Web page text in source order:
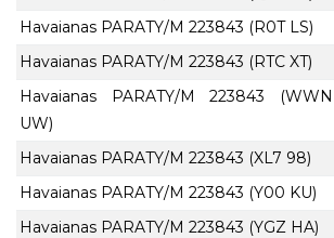
Havaianas PARATY/M 223843 (R0T LS)
Havaianas PARATY/M 223843 (RTC XT)
Havaianas PARATY/M 223843 (WWN
UW)
Havaianas PARATY/M 223843 (XL7 98)
Havaianas PARATY/M 223843 (Y00 KU)
Havaianas PARATY/M 223843 (YGZ HA)